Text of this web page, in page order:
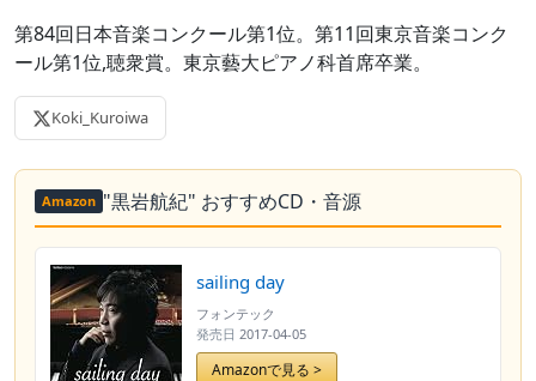
第84回日本音楽コンクール第1位。第11回東京音楽コンク
ール第1位,聴衆賞。東京藝大ピアノ科首席卒業。
Koki_Kuroiwa
Amazon "黒岩航紀" おすすめCD・音源
sailing day
フォンテック
発売日 2017-04-05
Amazonで見る >